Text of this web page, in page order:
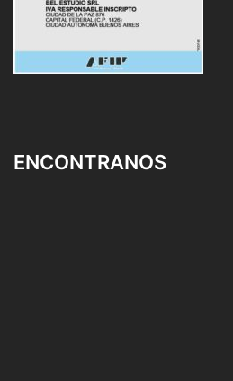
ENCONTRANOS